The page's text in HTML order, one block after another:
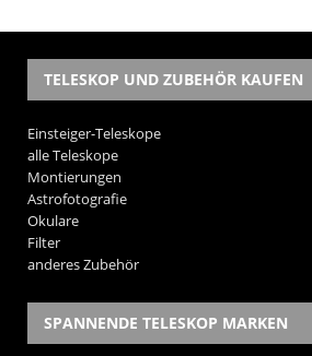
TELESKOP UND ZUBEHÖR KAUFEN
Einsteiger-Teleskope
alle Teleskope
Montierungen
Astrofotografie
Okulare
Filter
anderes Zubehör
SPANNENDE TELESKOP MARKEN